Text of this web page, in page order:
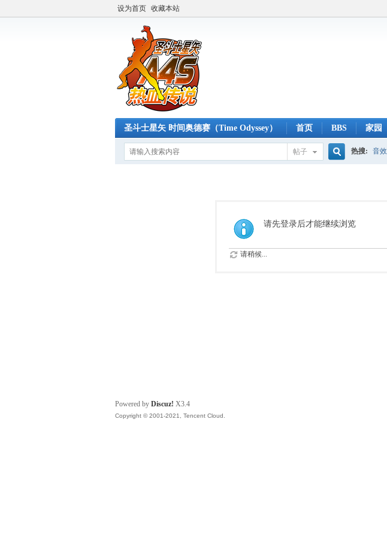
设为首页 收藏本站
圣斗士星矢 时间奥德赛（Time Odyssey） 首页 BBS 家园
帖子
索
热搜: 音效
请先登录后才能继续浏览
请稍候...
Powered by Discuz! X3.4
Copyright © 2001-2021, Tencent Cloud.